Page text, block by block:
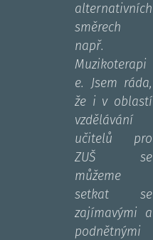
alternativních
směrech
např.
Muzikoterapi
e. Jsem ráda,
že i v oblastí
vzdělávání
učitelů pro
ZUŠ se
můžeme
setkat se
zajímavými a
podnětnými